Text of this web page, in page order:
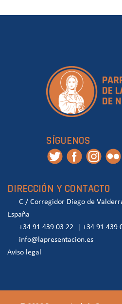
SÍGUENOS
DIRECCIÓN Y CONTACTO
C / Corregidor Diego de
España
+34 91 439 03 22
+34 91 439
info@lapresentacion.es
Aviso legal